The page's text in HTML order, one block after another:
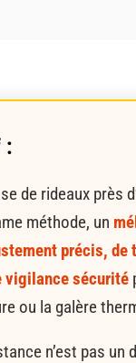
:
de rideaux près
méthode, un
précis, de
vigilance sécurité
ou la galère
n’est pas un